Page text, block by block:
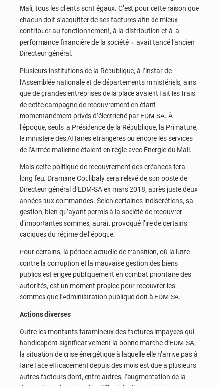
Mali, tous les clients sont égaux. C’est pour cette raison que
chacun doit s’acquitter de ses factures afin de mieux
contribuer au fonctionnement, à la distribution et à la
performance financière de la société », avait tancé l’ancien
Directeur général.
Plusieurs institutions de la République, à l’instar de
l’Assemblée nationale et de départements ministériels, ainsi
que de grandes entreprises de la place avaient fait les frais
de cette campagne de recouvrement en étant
momentanément privés d’électricité par EDM-SA. À
l’époque, seuls la Présidence de la République, la Primature,
le ministère des Affaires étrangères ou encore les services
de l’Armée malienne étaient en règle avec Énergie du Mali.
Mais cette politique de recouvrement des créances fera
long feu. Dramane Coulibaly sera relevé de son poste de
Directeur général d’EDM-SA en mars 2018, après juste deux
années aux commandes. Selon certaines indiscrétions, sa
gestion, bien qu’ayant permis à la société de recouvrer
d’importantes sommes, aurait provoqué l’ire de certains
caciques du régime de l’époque.
Pour certains, la période actuelle de transition, où la lutte
contre la corruption et la mauvaise gestion des biens
publics est érigée publiquement en combat prioritaire des
autorités, est un moment propice pour recouvrer les
sommes que l’Administration publique doit à EDM-SA.
Actions diverses
Outre les montants faramineux des factures impayées qui
handicapent significativement la bonne marche d’EDM-SA,
la situation de crise énergétique à laquelle elle n’arrive pas à
faire face efficacement depuis des mois est due à plusieurs
autres facteurs dont, entre autres, l’augmentation de la